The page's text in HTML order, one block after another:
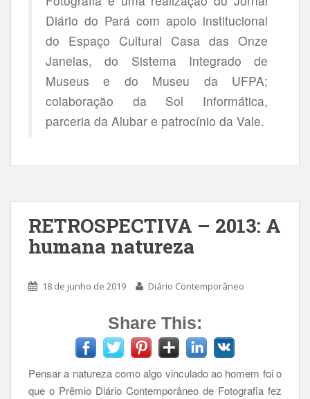
Diário do Pará com apoio institucional
do Espaço Cultural Casa das Onze
Janelas, do Sistema Integrado de
Museus e do Museu da UFPA;
colaboração da Sol Informática,
parceria da Alubar e patrocínio da Vale.
RETROSPECTIVA – 2013: A
humana natureza
18 de junho de 2019 Diário Contemporâneo
Share This:
Pensar a natureza como algo vinculado ao homem foi o
que o Prêmio Diário Contemporâneo de Fotografia fez